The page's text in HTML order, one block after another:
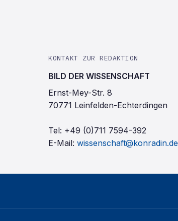
KONTAKT ZUR REDAKTION
BILD DER WISSENSCHAFT
Ernst-Mey-Str. 8
70771 Leinfelden-Echterdingen
Tel: +49 (0)711 7594-392
E-Mail: wissenschaft@konradin.de